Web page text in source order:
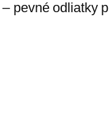
pevné odliatky